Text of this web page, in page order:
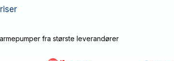
fra største leverandører